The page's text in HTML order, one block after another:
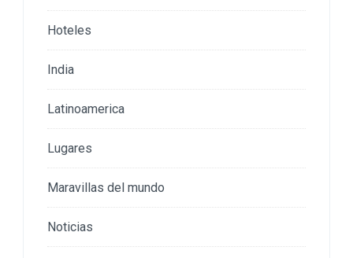
Hoteles
India
Latinoamerica
Lugares
Maravillas del mundo
Noticias